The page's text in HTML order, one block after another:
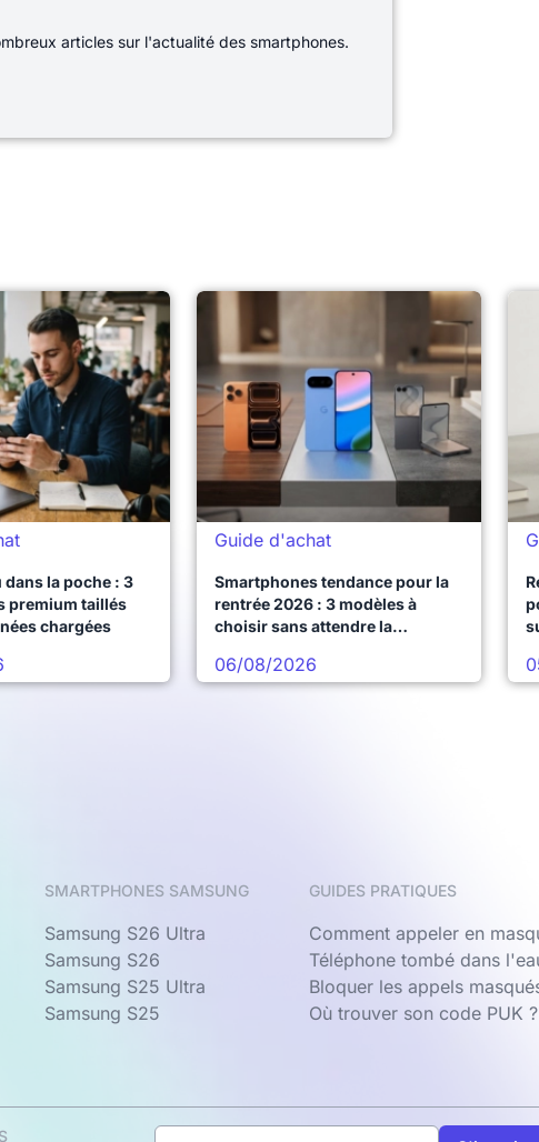
articles sur l'actualité des smartphones.
dans la poche : 3
premium taillés
chargées
Guide d'achat
Smartphones tendance pour la
rentrée 2026 : 3 modèles à
choisir sans attendre la
06/08/2026
SMARTPHONES SAMSUNG
Samsung S26 Ultra
Samsung S26
Samsung S25 Ultra
Samsung S25
GUIDES PRATIQUES
Comment appeler en
Téléphone tombé dans
Bloquer les appels
Où trouver son code PUK ?